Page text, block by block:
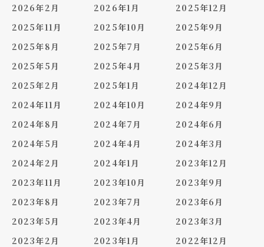
2026年2月
2026年1月
2025年12月
2025年11月
2025年10月
2025年9月
2025年8月
2025年7月
2025年6月
2025年5月
2025年4月
2025年3月
2025年2月
2025年1月
2024年12月
2024年11月
2024年10月
2024年9月
2024年8月
2024年7月
2024年6月
2024年5月
2024年4月
2024年3月
2024年2月
2024年1月
2023年12月
2023年11月
2023年10月
2023年9月
2023年8月
2023年7月
2023年6月
2023年5月
2023年4月
2023年3月
2023年2月
2023年1月
2022年12月